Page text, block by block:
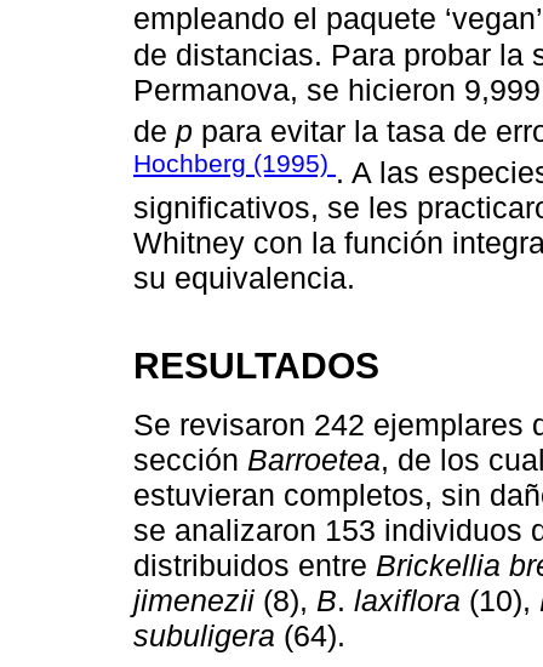
empleando el paquete
de distancias. Para probar la
Permanova, se hicieron
de p para evitar la tasa de
Hochberg (1995) . A las
significativos, se les
Whitney con la función
su equivalencia.
RESULTADOS
Se revisaron 242 ejemplares
sección Barroetea, de los
estuvieran completos, sin
se analizaron 153 individuos
distribuidos entre Brickellia
jimenezii (8), B. laxiflora (10),
subuligera (64).